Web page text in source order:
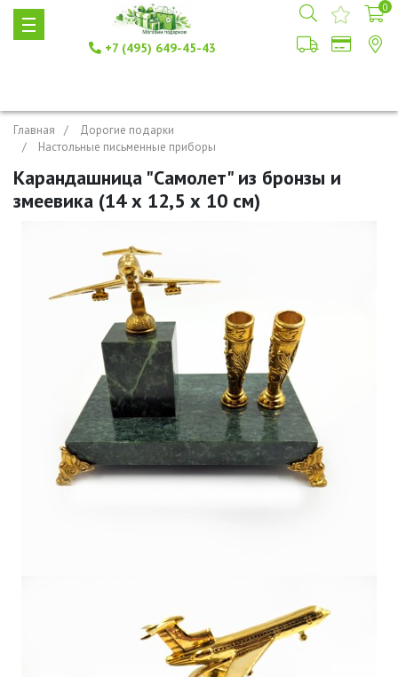
+7 (495) 649-45-43
0
Главная
Дорогие подарки
Настольные письменные приборы
Карандашница "Самолет" из бронзы и
змеевика (14 х 12,5 х 10 см)